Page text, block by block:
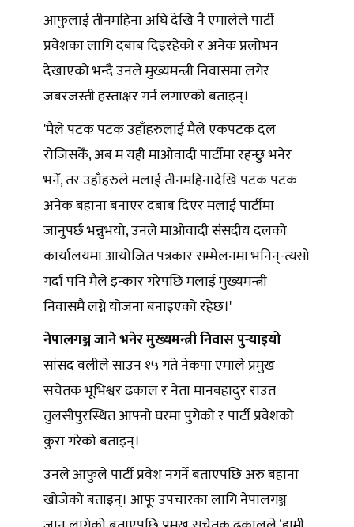
आफुलाई तीनमहिना अघि देखि नै एमालेले पार्टी
प्रवेशका लागि दबाब दिइरहेको र अनेक प्रलोभन
देखाएको भन्दै उनले मुख्यमन्त्री निवासमा लगेर
जबरजस्ती हस्ताक्षर गर्न लगाएको बताइन्।
'मैले पटक पटक उहाँहरुलाई मैले एकपटक दल
रोजिसकेँ, अब म यही माओवादी पार्टीमा रहन्छु भनेर
भनेँ, तर उहाँहरुले मलाई तीनमहिनादेखि पटक पटक
अनेक बहाना बनाएर दबाब दिएर मलाई पार्टीमा
जानुपर्छ भन्नुभयो, उनले माओवादी संसदीय दलको
कार्यालयमा आयोजित पत्रकार सम्मेलनमा भनिन्-त्यसो
गर्दा पनि मैले इन्कार गरेपछि मलाई मुख्यमन्त्री
निवासमै लग्ने योजना बनाइएको रहेछ।'
नेपालगञ्ज जाने भनेर मुख्यमन्त्री निवास पुर्‍याइयो
सांसद वलीले साउन १५ गते नेकपा एमाले प्रमुख
सचेतक भूभिश्वर ढकाल र नेता मानबहादुर राउत
तुलसीपुरस्थित आफ्नो घरमा पुगेको र पार्टी प्रवेशको
कुरा गरेको बताइन्।
उनले आफुले पार्टी प्रवेश नगर्ने बताएपछि अरु बहाना
खोजेको बताइन्। आफू उपचारका लागि नेपालगञ्ज